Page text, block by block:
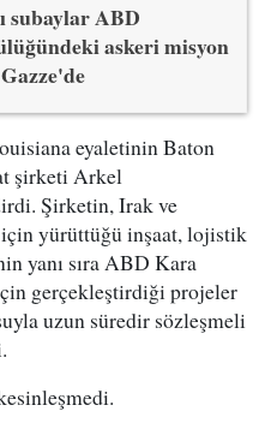
subaylar ABD
askeri misyon
eyaletinin Baton
şirketi Arkel
Şirketin, Irak ve
yürüttüğü inşaat, lojistik
yanı sıra ABD Kara
gerçekleştirdiği projeler
uzun süredir sözleşmeli